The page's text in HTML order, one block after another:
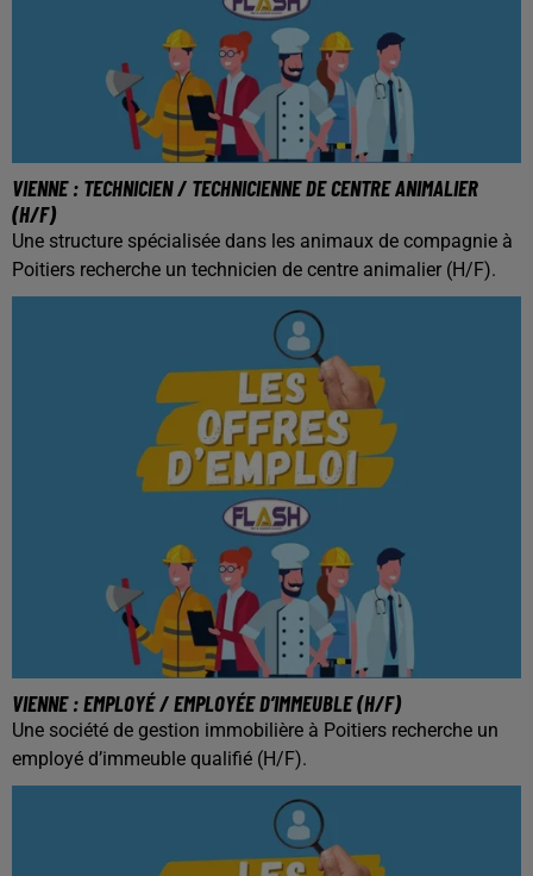
VIENNE : TECHNICIEN / TECHNICIENNE DE CENTRE ANIMALIER
(H/F)
Une structure spécialisée dans les animaux de compagnie à
Poitiers recherche un technicien de centre animalier (H/F).
VIENNE : EMPLOYÉ / EMPLOYÉE D’IMMEUBLE (H/F)
Une société de gestion immobilière à Poitiers recherche un
employé d’immeuble qualifié (H/F).